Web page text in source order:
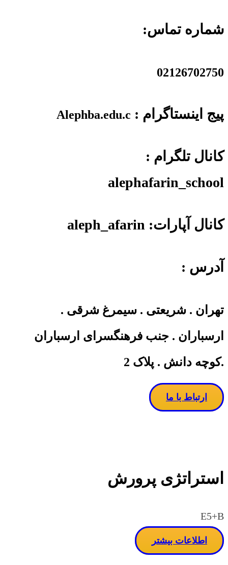
شماره تماس:
02126702750
پیج اینستاگرام : Alephba.edu.c
کانال تلگرام :
alephafarin_school
کانال آپارات: aleph_afarin
آدرس :
تهران . شریعتی . سیمرغ شرقی .
ارسباران . جنب فرهنگسرای ارسباران
.کوچه دانش . پلاک 2
ارتباط با ما
استراتژی پرورش
E5+B
اطلاعات بیشتر